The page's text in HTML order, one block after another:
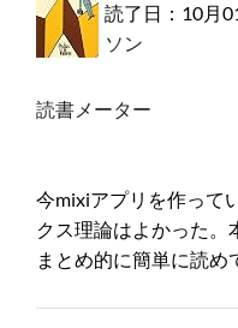
読了日：10月
ソン
読書メーター
今mixiアプリを作って
クス理論はよかった。
まとめ的に簡単に読め